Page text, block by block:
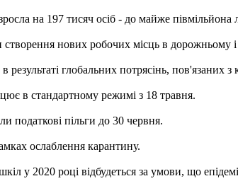
на 197 тисяч осіб - до майже півмільйона
створення нових робочих місць в дорожньому
глобальних потрясінь, пов'язаних
в стандартному режимі з 18 травня.
податкові пільги до 30 червня.
ослаблення карантину.
у 2020 році відбудеться за умови, що